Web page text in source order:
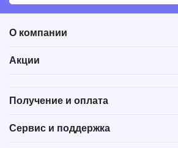
О компании
Акции
Получение и оплата
Сервис и поддержка